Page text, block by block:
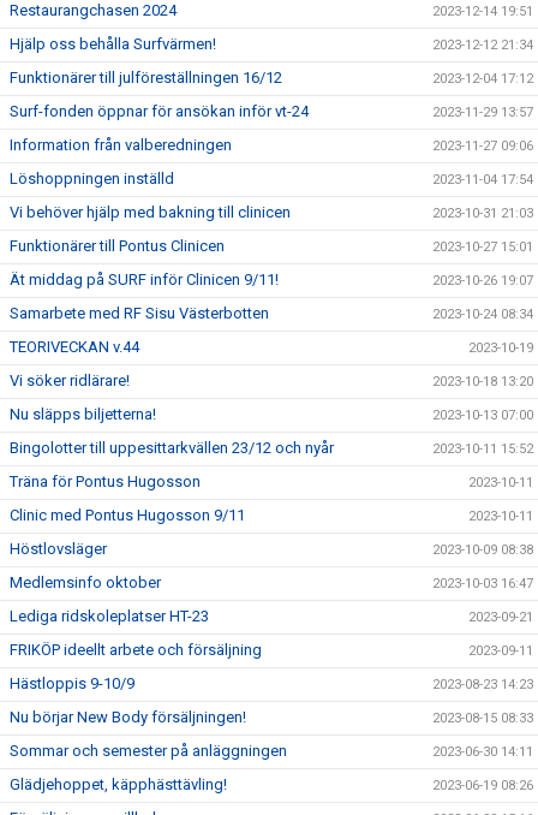
Restaurangchasen 2024 2023-12-14 19:51
Hjälp oss behålla Surfvärmen! 2023-12-12 21:34
Funktionärer till julföreställningen 16/12 2023-12-04 17:12
Surf-fonden öppnar för ansökan inför vt-24 2023-11-29 13:57
Information från valberedningen 2023-11-27 09:06
Löshoppningen inställd 2023-11-04 17:54
Vi behöver hjälp med bakning till clinicen 2023-10-31 21:03
Funktionärer till Pontus Clinicen 2023-10-27 15:01
Ät middag på SURF inför Clinicen 9/11! 2023-10-26 19:07
Samarbete med RF Sisu Västerbotten 2023-10-24 08:34
TEORIVECKAN v.44 2023-10-19
Vi söker ridlärare! 2023-10-18 13:20
Nu släpps biljetterna! 2023-10-13 07:00
Bingolotter till uppesittarkvällen 23/12 och nyår 2023-10-11 15:52
Träna för Pontus Hugosson 2023-10-11
Clinic med Pontus Hugosson 9/11 2023-10-11
Höstlovsläger 2023-10-09 08:38
Medlemsinfo oktober 2023-10-03 16:47
Lediga ridskoleplatser HT-23 2023-09-21
FRIKÖP ideellt arbete och försäljning 2023-09-11
Hästloppis 9-10/9 2023-08-23 14:23
Nu börjar New Body försäljningen! 2023-08-15 08:33
Sommar och semester på anläggningen 2023-06-30 14:11
Glädjehoppet, käpphästtävling! 2023-06-19 08:26